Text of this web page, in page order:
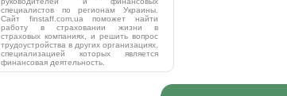
специалистов по регионам Украины.
Сайт finstaff.com.ua поможет найти
работу в страховании жизни в
страховых компаниях, и решить вопрос
трудоустройства в других организациях,
специализацией которых является
финансовая деятельность.